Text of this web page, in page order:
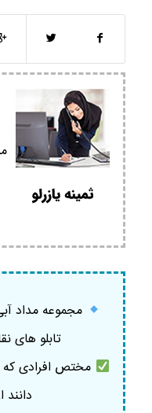
مجموعه مداد
تابلو های
مختص افرادی که
دانند